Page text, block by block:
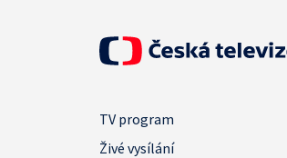
TV program
Živé vysílání